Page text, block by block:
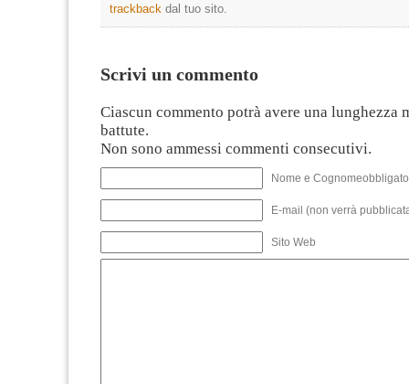
trackback dal tuo sito.
Scrivi un commento
Ciascun commento potrà avere una lunghezza
battute.
Non sono ammessi commenti consecutivi.
Nome e
E-mail (non verrà
Sito Web